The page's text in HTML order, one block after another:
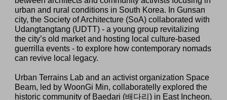
urban and rural conditions in South Korea. In Gunsan
city, the Society of Architecture (SoA) collaborated with
Udangtangtang (UDTT) - a young group revitalizing
the city’s old market and hosting local culture-based
guerrilla events - to explore how contemporary nomads
can revive local legacy.
Urban Terrains Lab andan activist organization Space
Beam, led by WoonGi Min, collaboratelly explored the
historic community of Baedari (배다리) in East Incheon.